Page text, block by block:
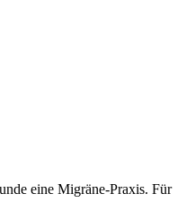
eine Migräne-Praxis. Für